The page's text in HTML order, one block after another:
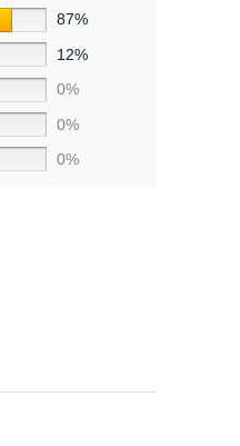
87%
12%
0%
0%
0%